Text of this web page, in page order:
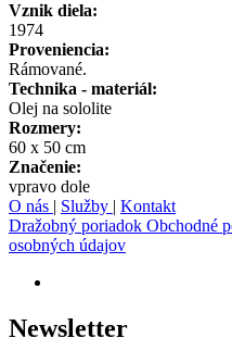
Vznik diela:
1974
Proveniencia:
Rámované.
Technika - materiál:
Olej na sololite
Rozmery:
60 x 50 cm
Značenie:
vpravo dole
O nás | Služby | Kontakt
Dražobný poriadok Obchodné
osobných údajov
Newsletter